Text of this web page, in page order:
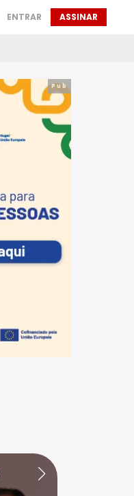
ENTRAR ASSINAR
Pub